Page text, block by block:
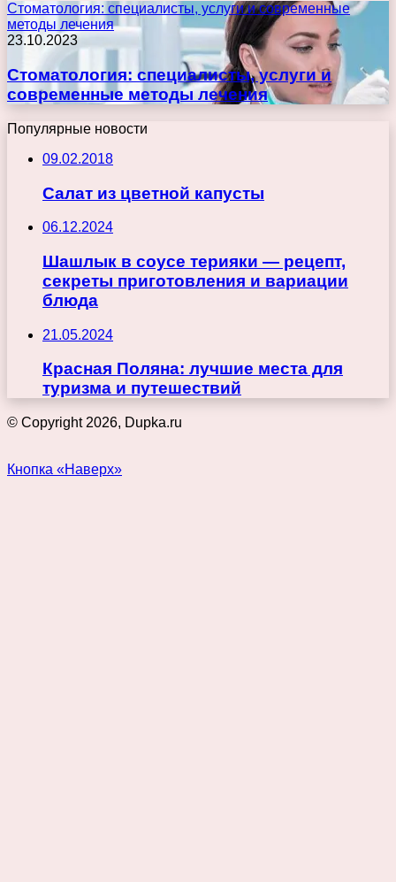
Стоматология: специалисты, услуги и современные
методы лечения
23.10.2023
Стоматология: специалисты, услуги и
современные методы лечения
Популярные новости
09.02.2018
Салат из цветной капусты
06.12.2024
Шашлык в соусе терияки — рецепт,
секреты приготовления и вариации
блюда
21.05.2024
Красная Поляна: лучшие места для
туризма и путешествий
© Copyright 2026, Dupka.ru
Кнопка «Наверх»